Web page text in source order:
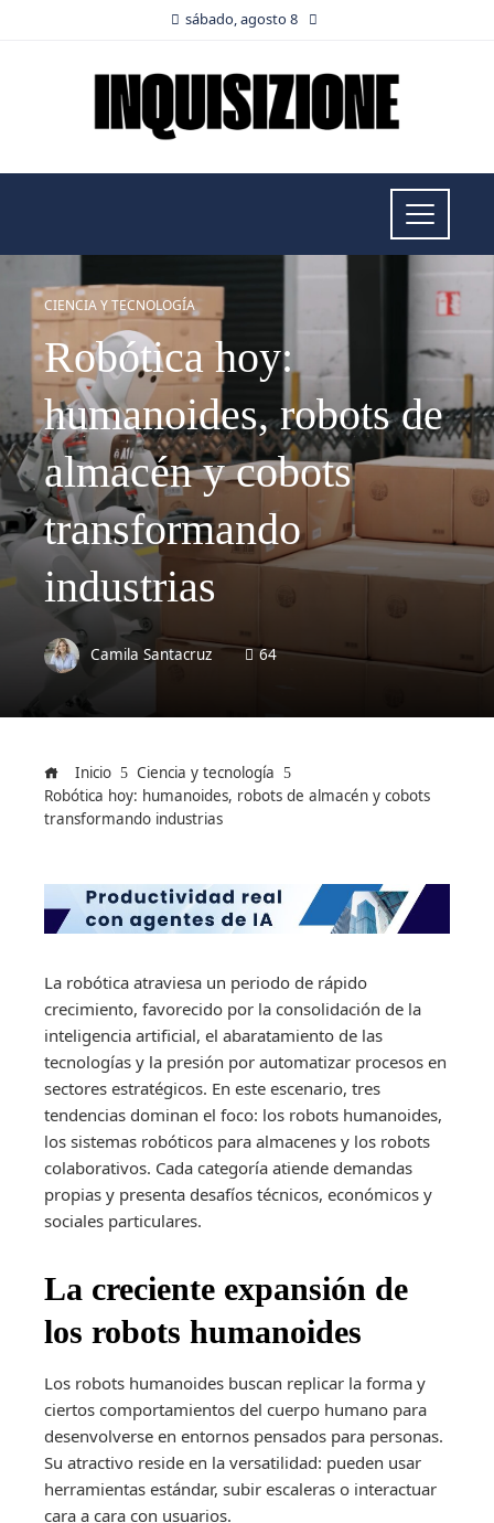
sábado, agosto 8
CIENCIA Y TECNOLOGÍA
Robótica hoy:
humanoides, robots de
almacén y cobots
transformando
industrias
Camila Santacruz 64
Inicio
Ciencia y tecnología
Robótica hoy: humanoides, robots de almacén y cobots
transformando industrias
La robótica atraviesa un periodo de rápido
crecimiento, favorecido por la consolidación de la
inteligencia artificial, el abaratamiento de las
tecnologías y la presión por automatizar procesos en
sectores estratégicos. En este escenario, tres
tendencias dominan el foco: los robots humanoides,
los sistemas robóticos para almacenes y los robots
colaborativos. Cada categoría atiende demandas
propias y presenta desafíos técnicos, económicos y
sociales particulares.
La creciente expansión de
los robots humanoides
Los robots humanoides buscan replicar la forma y
ciertos comportamientos del cuerpo humano para
desenvolverse en entornos pensados para personas.
Su atractivo reside en la versatilidad: pueden usar
herramientas estándar, subir escaleras o interactuar
cara a cara con usuarios.